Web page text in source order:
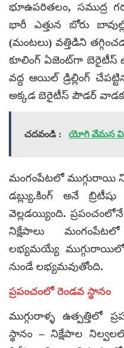
భూఉపరితలం, సముద్ర
భారీ ఎత్తున బోరు
(మంటలు) వత్తిడిని
కూలింగ్ ఏజెంట్‌గా బెరైటీస్
వద్ద ఆయిల్ డ్రిల్లింగ్
అక్కడ బెరైటీస్ పౌడర్
చదవండి : యోగి వేమన
మంగంపేటలో ముగ్గురాయి
డబ్ల్యు.కింగ్ అనే
వెల్లడయ్యింది.
నిక్షేపాలు
లభ్యమయ్యే
నుండే లభ్యమవుతోంది.
ప్రపంచంలో రెండవ స్థానం
ముగ్గురాళ్ళ ఉత్పత్తిలో
స్థానం – నిక్షేపాల